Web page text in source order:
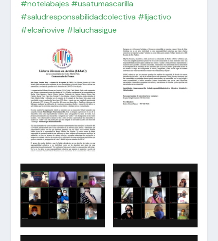
#notelabajes #usatumascarilla
#saludresponsabilidadcolectiva #lijactivo
#elcañovive #laluchasigue